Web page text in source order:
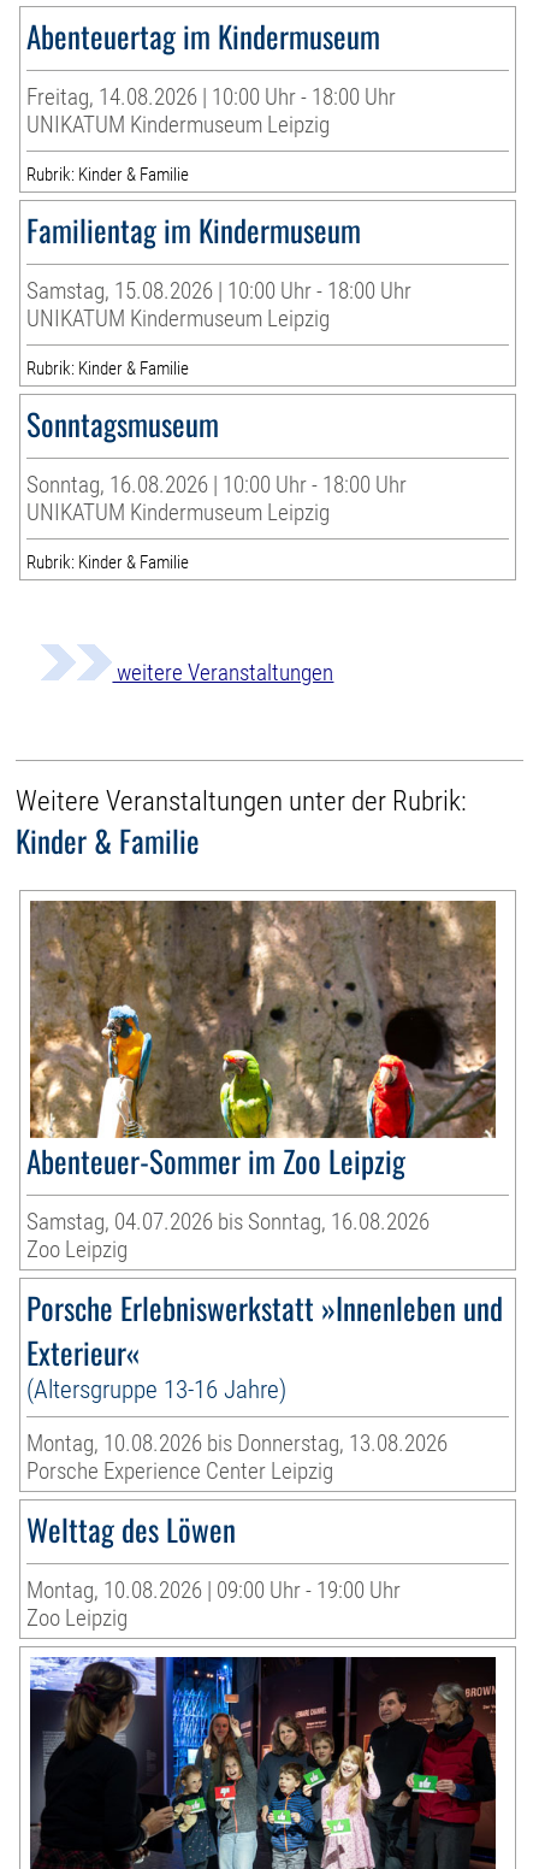
Abenteuertag im Kindermuseum
Freitag, 14.08.2026 | 10:00 Uhr - 18:00 Uhr
UNIKATUM Kindermuseum Leipzig
Rubrik: Kinder & Familie
Familientag im Kindermuseum
Samstag, 15.08.2026 | 10:00 Uhr - 18:00 Uhr
UNIKATUM Kindermuseum Leipzig
Rubrik: Kinder & Familie
Sonntagsmuseum
Sonntag, 16.08.2026 | 10:00 Uhr - 18:00 Uhr
UNIKATUM Kindermuseum Leipzig
Rubrik: Kinder & Familie
weitere Veranstaltungen
Weitere Veranstaltungen unter der Rubrik:
Kinder & Familie
Abenteuer-Sommer im Zoo Leipzig
Samstag, 04.07.2026 bis Sonntag, 16.08.2026
Zoo Leipzig
Porsche Erlebniswerkstatt »Innenleben und
Exterieur«
(Altersgruppe 13-16 Jahre)
Montag, 10.08.2026 bis Donnerstag, 13.08.2026
Porsche Experience Center Leipzig
Welttag des Löwen
Montag, 10.08.2026 | 09:00 Uhr - 19:00 Uhr
Zoo Leipzig